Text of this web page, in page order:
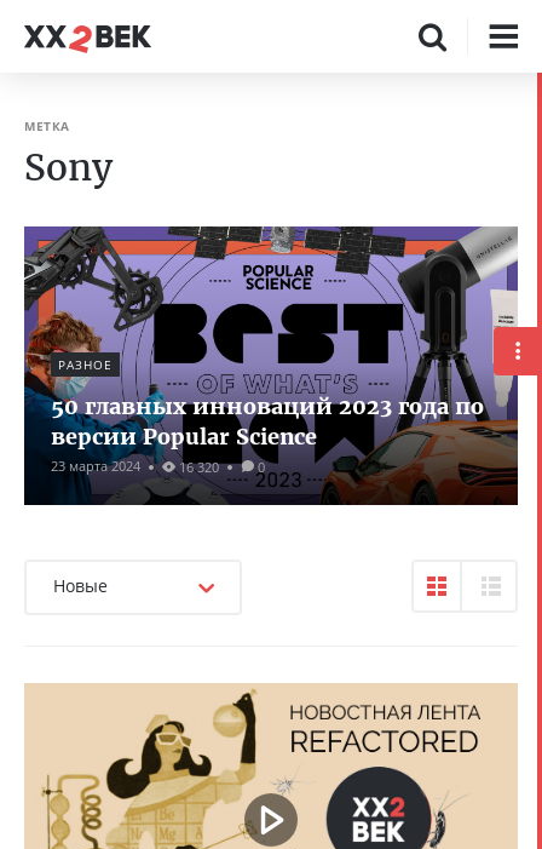
МЕТКА
Sony
РАЗНОЕ
50 главных инноваций 2023 года по
версии Popular Science
23 марта 2024 16 320 0
Новые